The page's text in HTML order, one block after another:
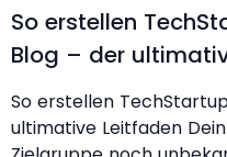
So erstellen
Blog – der
So erstellen
ultimative Leitfaden